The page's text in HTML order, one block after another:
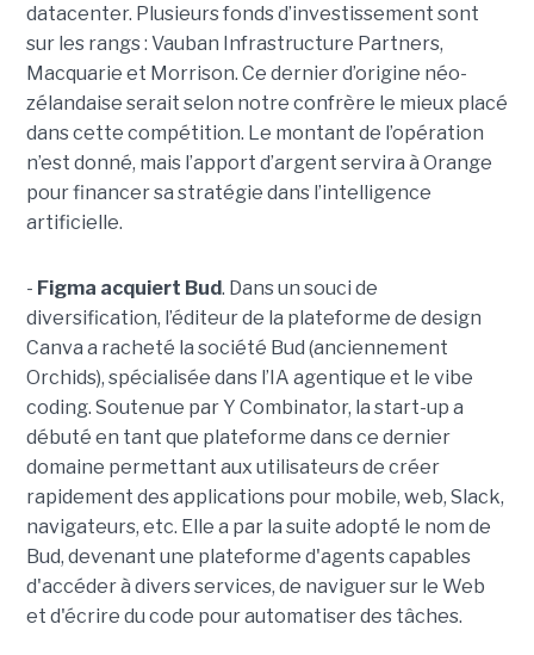
datacenter. Plusieurs fonds d’investissement sont
sur les rangs : Vauban Infrastructure Partners,
Macquarie et Morrison. Ce dernier d’origine néo-
zélandaise serait selon notre confrère le mieux placé
dans cette compétition. Le montant de l’opération
n’est donné, mais l’apport d’argent servira à Orange
pour financer sa stratégie dans l’intelligence
artificielle.
- Figma acquiert Bud. Dans un souci de
diversification, l’éditeur de la plateforme de design
Canva a racheté la société Bud (anciennement
Orchids), spécialisée dans l’IA agentique et le vibe
coding. Soutenue par Y Combinator, la start-up a
débuté en tant que plateforme dans ce dernier
domaine permettant aux utilisateurs de créer
rapidement des applications pour mobile, web, Slack,
navigateurs, etc. Elle a par la suite adopté le nom de
Bud, devenant une plateforme d'agents capables
d'accéder à divers services, de naviguer sur le Web
et d'écrire du code pour automatiser des tâches.